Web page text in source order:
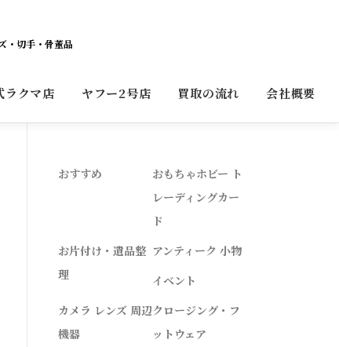
・切手・骨董品
ラクマ店 ヤフー2号店 買取の流れ 会社概要
おすすめ
おもちゃホビー ト
レーディングカー
ド
お片付け・遺品整
理
アンティーク 小物
イベント
カメラ レンズ 周辺
機器
クロージング・フ
ットウェア